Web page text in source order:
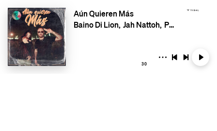
Aún Quieren Más
Baino Di Lion Jah Nattoh Positive Vibz
30